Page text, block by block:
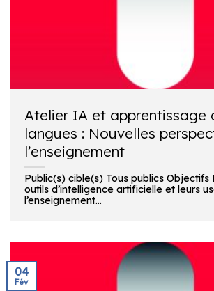
Atelier IA et apprentissage
langues : Nouvelles
l’enseignement
Public(s) cible(s) Tous publics Objectifs
outils d’intelligence artificielle et leurs
l’enseignement...
04
Fév